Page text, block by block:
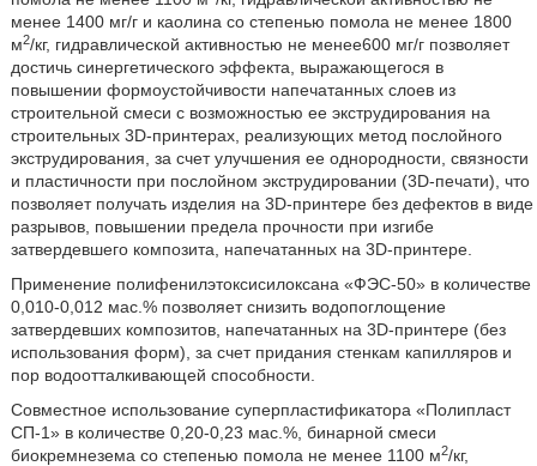
менее 1400 мг/г и каолина со степенью помола не менее 1800
м2/кг, гидравлической активностью не менее600 мг/г позволяет
достичь синергетического эффекта, выражающегося в
повышении формоустойчивости напечатанных слоев из
строительной смеси с возможностью ее экструдирования на
строительных 3D-принтерах, реализующих метод послойного
экструдирования, за счет улучшения ее однородности, связности
и пластичности при послойном экструдировании (3D-печати), что
позволяет получать изделия на 3D-принтере без дефектов в виде
разрывов, повышении предела прочности при изгибе
затвердевшего композита, напечатанных на 3D-принтере.
Применение полифенилэтоксисилоксана «ФЭС-50» в количестве
0,010-0,012 мас.% позволяет снизить водопоглощение
затвердевших композитов, напечатанных на 3D-принтере (без
использования форм), за счет придания стенкам капилляров и
пор водоотталкивающей способности.
Совместное использование суперпластификатора «Полипласт
СП-1» в количестве 0,20-0,23 мас.%, бинарной смеси
биокремнезема со степенью помола не менее 1100 м2/кг,